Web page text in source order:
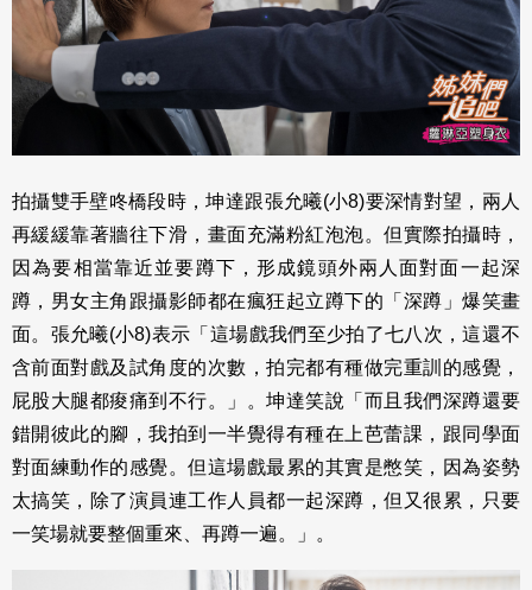
拍攝雙手壁咚橋段時，坤達跟張允曦(小8)要深情對望，兩人
再緩緩靠著牆往下滑，畫面充滿粉紅泡泡。但實際拍攝時，
因為要相當靠近並要蹲下，形成鏡頭外兩人面對面一起深
蹲，男女主角跟攝影師都在瘋狂起立蹲下的「深蹲」爆笑畫
面。張允曦(小8)表示「這場戲我們至少拍了七八次，這還不
含前面對戲及試角度的次數，拍完都有種做完重訓的感覺，
屁股大腿都痠痛到不行。」。坤達笑說「而且我們深蹲還要
錯開彼此的腳，我拍到一半覺得有種在上芭蕾課，跟同學面
對面練動作的感覺。但這場戲最累的其實是憋笑，因為姿勢
太搞笑，除了演員連工作人員都一起深蹲，但又很累，只要
一笑場就要整個重來、再蹲一遍。」。